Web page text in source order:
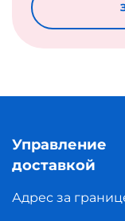
Управление
доставкой
Адрес за